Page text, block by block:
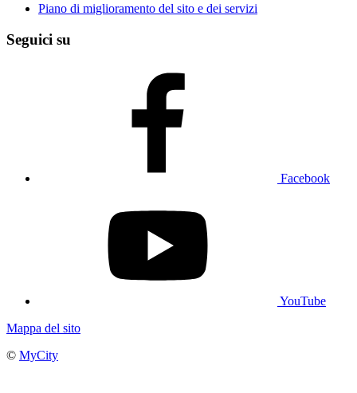
Piano di miglioramento del sito e dei servizi
Seguici su
Facebook
YouTube
Mappa del sito
© MyCity